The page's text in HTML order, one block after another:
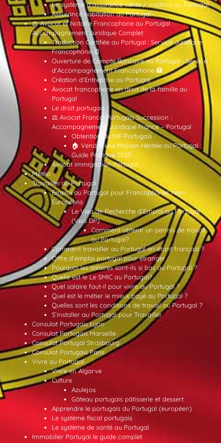
Le système d’assurance santé / médical au Portugal
Assurance habitation au Portugal
⚖️ Avocat et Notaire Francophone au Portugal :
Accompagnement Juridique Complet
Traduction Certifiée au Portugal : Service Juridique
Francophone 📄
Ouverture de Compte Bancaire au Portugal : Service
d’Accompagnement Francophone 🏦
Création d’Entreprise au Portugal
Avocat francophone en droit de la famille au
Portugal
Le droit portugais
⚖️ Avocat Franco-Portugais Succession :
Accompagnement Juridique France – Portugal
Obtention du NIF Portugais
🏠 Vendre une Maison Héritée au Portugal :
Guide Pratique 2025
Avocat immigration Portugal
Météo
Travailler au Portugal
Emploi au Portugal pour Francophones Non-
Européens
Le Visa de Recherche d’Emploi au Portugal
(Visa DP)
Comment obtenir un permis de travail
au Portugal?
Comment travailler au Portugal en étant français ?
Offre d’emploi portugal pour etranger
Pourquoi les salaires sont-ils si bas au Portugal ?
Quelle est le Le SMIC au Portugal?
Quel salaire faut-il pour vivre au Portugal ?
Quel est le métier le mieux payé au Portugal ?
Quelles sont les conditions de travail au Portugal ?
S’installer au Portugal pour Travailler
Consulat Portugais Lyon
Consulat Portugais Marseille
Consulat Portugal Strasbourg
Consulat Portugais Paris
Vivre au Portugal
Vivre en Algarve
Culture
Azulejos
Gâteau portugais pâtisserie et dessert
Apprendre le portugais du Portugal (européen)
Le système fiscal portugais
Le système de santé au Portugal
Immobilier Portugal le guide complet